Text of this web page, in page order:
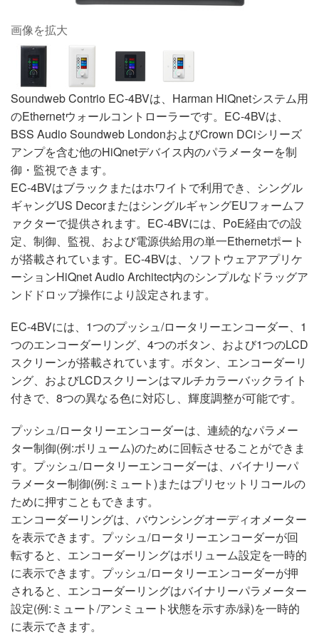
画像を拡大
Soundweb Contrio EC-4BVは、Harman HiQnetシステム用
のEthernetウォールコントローラーです。EC-4BVは、
BSS Audio Soundweb LondonおよびCrown DCiシリーズ
アンプを含む他のHiQnetデバイス内のパラメーターを制
御・監視できます。
EC-4BVはブラックまたはホワイトで利用でき、シングル
ギャングUS DecorまたはシングルギャングEUフォームフ
ァクターで提供されます。EC-4BVには、PoE経由での設
定、制御、監視、および電源供給用の単一Ethernetポート
が搭載されています。EC-4BVは、ソフトウェアアプリケ
ーションHiQnet Audio Architect内のシンプルなドラッグア
ンドドロップ操作により設定されます。
EC-4BVには、1つのプッシュ/ロータリーエンコーダー、1
つのエンコーダーリング、4つのボタン、および1つのLCD
スクリーンが搭載されています。ボタン、エンコーダーリ
ング、およびLCDスクリーンはマルチカラーバックライト
付きで、8つの異なる色に対応し、輝度調整が可能です。
プッシュ/ロータリーエンコーダーは、連続的なパラメー
ター制御(例:ボリューム)のために回転させることができま
す。プッシュ/ロータリーエンコーダーは、バイナリーパ
ラメーター制御(例:ミュート)またはプリセットリコールの
ために押すこともできます。
エンコーダーリングは、バウンシングオーディオメーター
を表示できます。プッシュ/ロータリーエンコーダーが回
転すると、エンコーダーリングはボリューム設定を一時的
に表示できます。プッシュ/ロータリーエンコーダーが押
されると、エンコーダーリングはバイナリーパラメーター
設定(例:ミュート/アンミュート状態を示す赤/緑)を一時的
に表示できます。